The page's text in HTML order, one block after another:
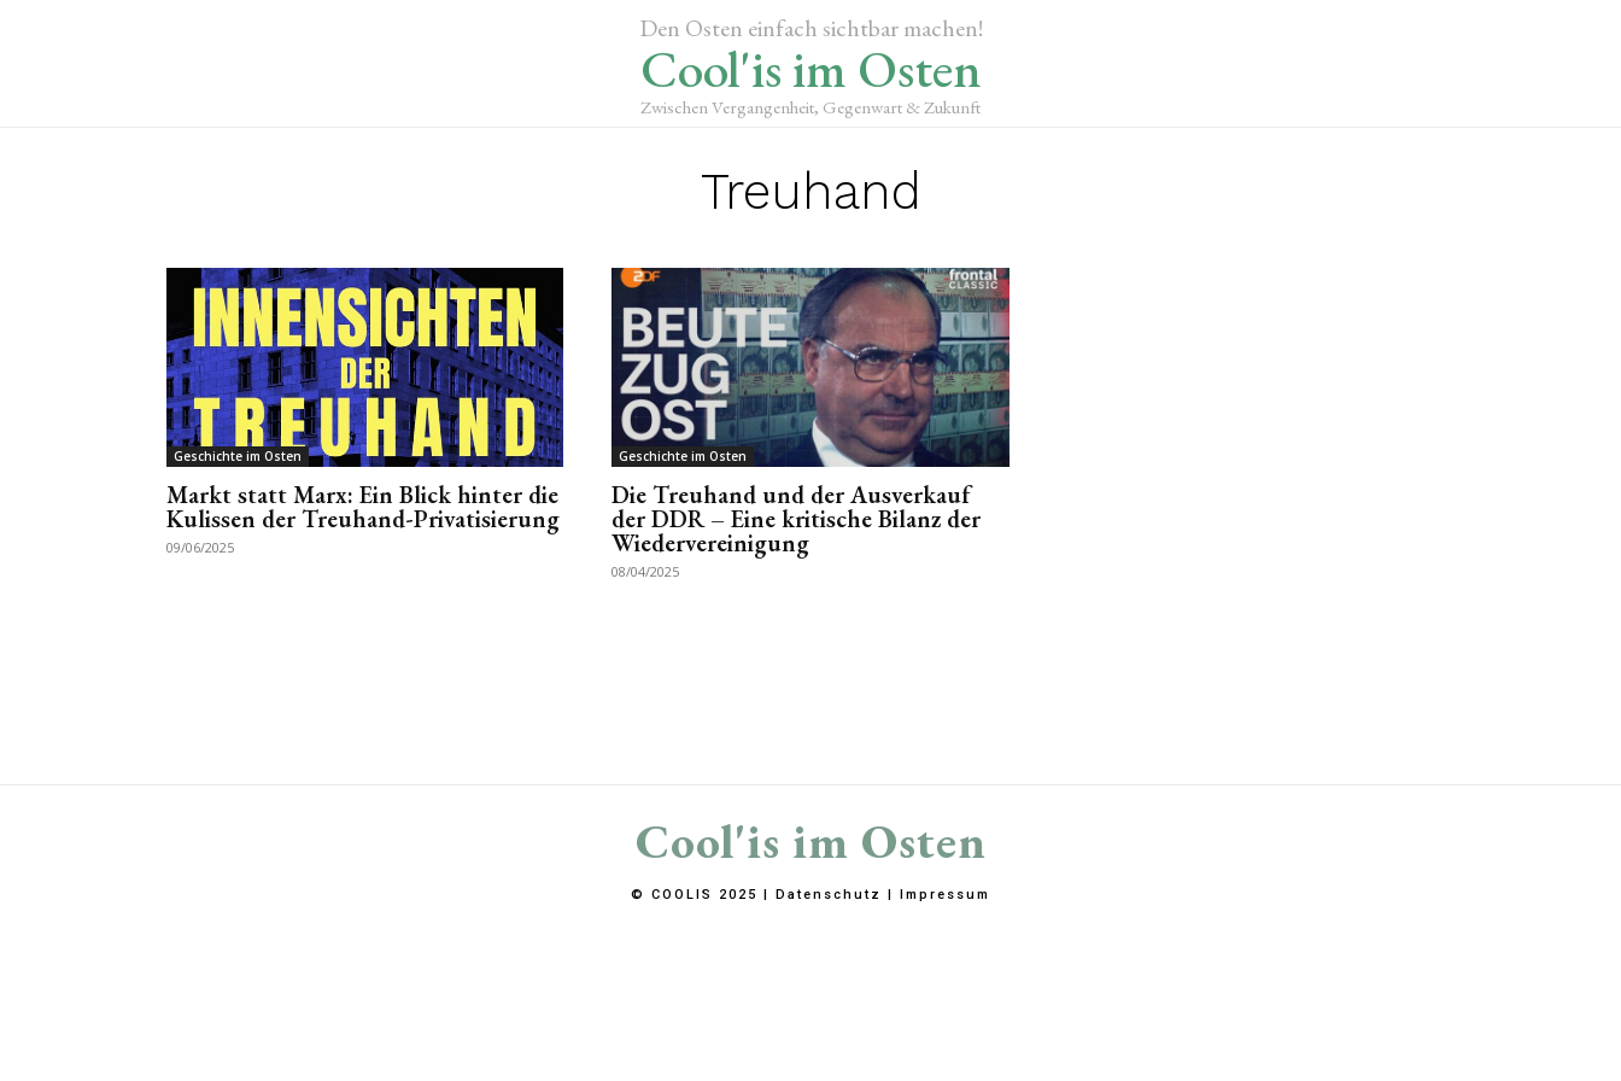
Den Osten einfach sichtbar machen!
Cool'is im Osten
Zwischen Vergangenheit, Gegenwart & Zukunft
Treuhand
Geschichte im Osten
Markt statt Marx: Ein Blick hinter die
Kulissen der Treuhand-Privatisierung
09/06/2025
Geschichte im Osten
Die Treuhand und der Ausverkauf
der DDR – Eine kritische Bilanz der
Wiedervereinigung
08/04/2025
Cool'is im Osten
© COOLIS 2025 | Datenschutz | Impressum